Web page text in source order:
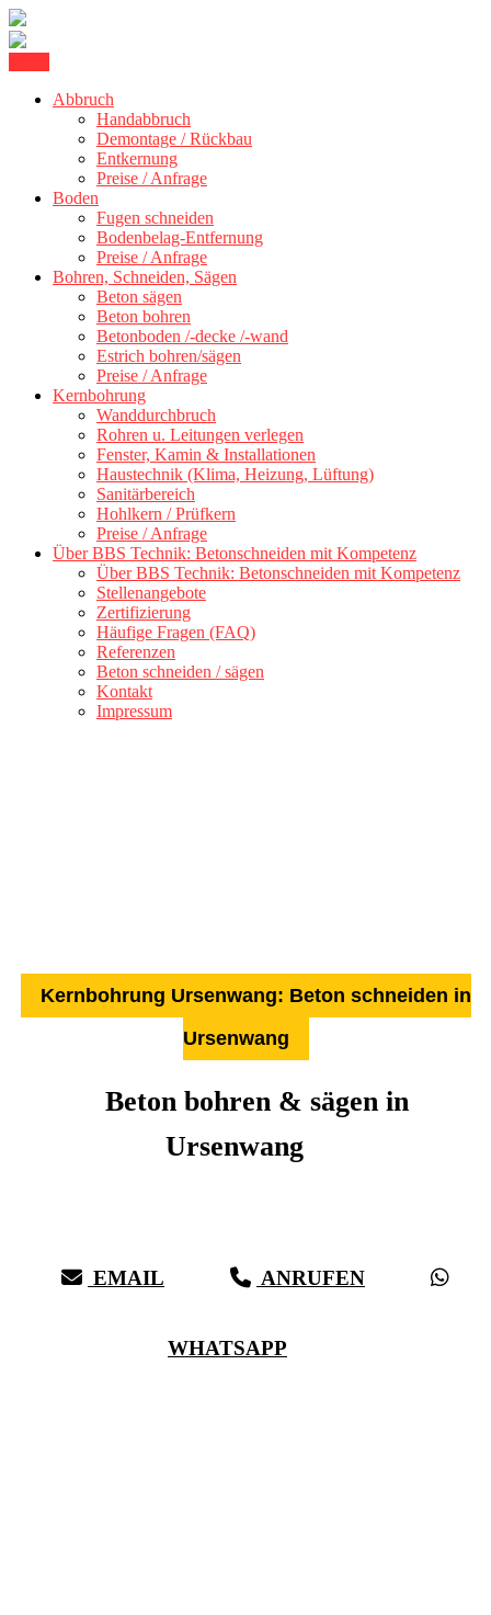
content
BBS Technik GmbH
300 kmAbbruch
Handabbruch
Demontage / Rückbau
Entkernung
Preise / Anfrage
Boden
Fugen schneiden
Bodenbelag-Entfernung
Preise / Anfrage
Bohren, Schneiden, Sägen
Beton sägen
Beton bohren
Betonboden /-decke /-wand
Estrich bohren/sägen
Preise / Anfrage
Kernbohrung
Wanddurchbruch
Rohren u. Leitungen verlegen
Fenster, Kamin & Installationen
Haustechnik (Klima, Heizung, Lüftung)
Sanitärbereich
Hohlkern / Prüfkern
Preise / Anfrage
Über BBS Technik: Betonschneiden mit Kompetenz
Über BBS Technik: Betonschneiden mit Kompetenz
Stellenangebote
Zertifizierung
Häufige Fragen (FAQ)
Referenzen
Beton schneiden / sägen
Kontakt
Impressum
Kernbohrung Ursenwang: Beton schneiden in
Ursenwang
Beton bohren & sägen in
Ursenwang
EMAIL ANRUFEN
WHATSAPP